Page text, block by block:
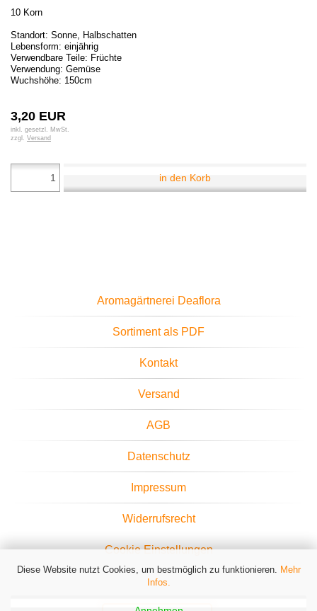
Diese Website nutzt Cookies, um bestmöglich zu funktionieren. Mehr
Infos.
10 Korn
Standort: Sonne, Halbschatten
Lebensform: einjährig
Verwendbare Teile: Früchte
Verwendung: Gemüse
Wuchshöhe: 150cm
3,20 EUR
inkl. gesetzl. MwSt.
zzgl. Versand
in den Korb
Aromagärtnerei Deaflora
Sortiment als PDF
Kontakt
Versand
AGB
Datenschutz
Impressum
Widerrufsrecht
Cookie Einstellungen